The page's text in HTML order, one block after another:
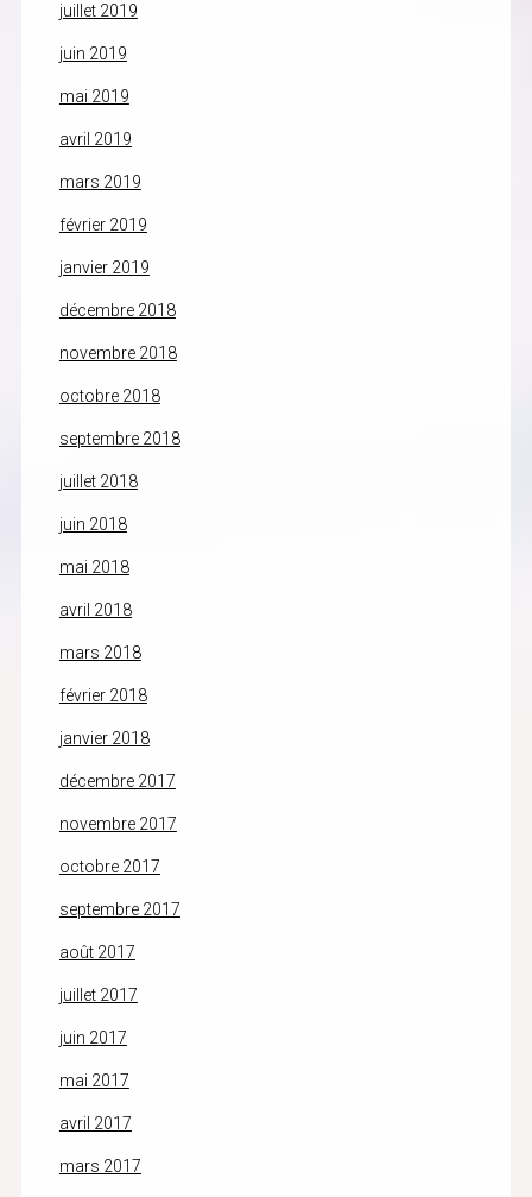
juillet 2019
juin 2019
mai 2019
avril 2019
mars 2019
février 2019
janvier 2019
décembre 2018
novembre 2018
octobre 2018
septembre 2018
juillet 2018
juin 2018
mai 2018
avril 2018
mars 2018
février 2018
janvier 2018
décembre 2017
novembre 2017
octobre 2017
septembre 2017
août 2017
juillet 2017
juin 2017
mai 2017
avril 2017
mars 2017